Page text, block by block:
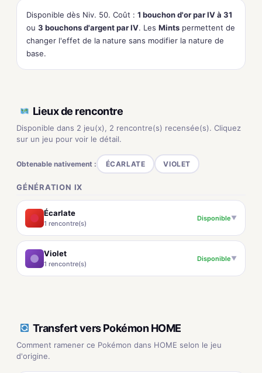
Disponible dès Niv. 50. Coût : 1 bouchon d'or par IV à 31
ou 3 bouchons d'argent par IV. Les Mints permettent de
changer l'effet de la nature sans modifier la nature de
base.
Lieux de rencontre
Disponible dans 2 jeu(x), 2 rencontre(s) recensée(s). Cliquez
sur un jeu pour voir le détail.
Obtenable nativement : ÉCARLATE VIOLET
GÉNÉRATION IX
Écarlate
1 rencontre(s)
Disponible▼
Violet
1 rencontre(s)
Disponible▼
Transfert vers Pokémon HOME
Comment ramener ce Pokémon dans HOME selon le jeu
d'origine.